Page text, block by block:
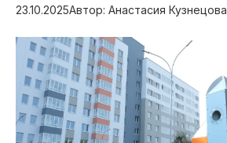
Благоустройство
23.10.2025Автор: Анастасия Кузнецова